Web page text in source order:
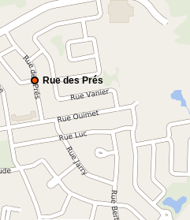
Rue des Prés